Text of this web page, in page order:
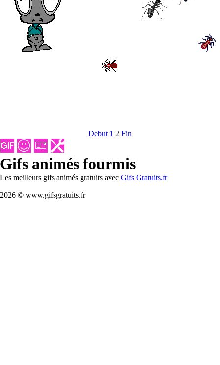
Debut 1 2 Fin
Gifs animés fourmis
Les meilleurs gifs animés gratuits avec Gifs Gratuits.fr
2026 © www.gifsgratuits.fr